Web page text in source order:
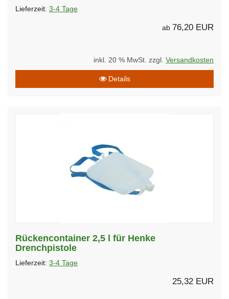
Lieferzeit: 3-4 Tage
ab 76,20 EUR
inkl. 20 % MwSt. zzgl. Versandkosten
Details
Rückencontainer 2,5 l für Henke
Drenchpistole
Lieferzeit: 3-4 Tage
25,32 EUR